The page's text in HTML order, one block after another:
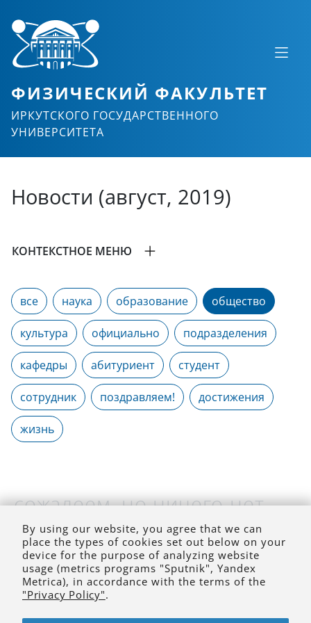
ФИЗИЧЕСКИЙ ФАКУЛЬТЕТ
ИРКУТСКОГО ГОСУДАРСТВЕННОГО
УНИВЕРСИТЕТА
Новости (август, 2019)
КОНТЕКСТНОЕ МЕНЮ
все наука образование общество
культура официально подразделения
кафедры абитуриент студент
сотрудник поздравляем! достижения
жизнь
сожалеем, но ничего нет
(на выбранное время)
By using our website, you agree that we can
place the types of cookies set out below on your
device for the purpose of analyzing website
usage (metrics programs "Sputnik", Yandex
Metrica), in accordance with the terms of the
"Privacy Policy".